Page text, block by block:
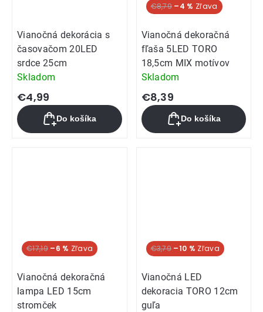
Vianočná dekorácia s
časovačom 20LED
srdce 25cm
Skladom
€4,99
Do košíka
€8,79 –4 %
Vianočná dekoračná
fľaša 5LED TORO
18,5cm MIX motívov
Skladom
€8,39
Do košíka
€17,19 –6 %
Vianočná dekoračná
lampa LED 15cm
stromček
€3,79 –10 %
Vianočná LED
dekoracia TORO 12cm
guľa